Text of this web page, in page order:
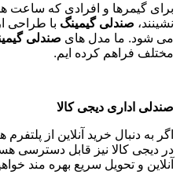
برای گیمرها و افرادی که ساعت
نشینند، صندلی گیمینگ با طراحی
می شود. ما مدل های صندلی
مختلف فراهم کرده ایم.
صندلی اداری دیجی کالا
اگر به دنبال خرید آنلاین از
در دیجی کالا نیز قابل دسترسی
آنلاین و تحویل سریع بهره مند